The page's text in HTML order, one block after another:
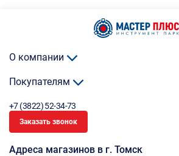
О компании
Покупателям
+7 (3822) 52-34-73
Заказать звонок
Адреса магазинов в г. Томск